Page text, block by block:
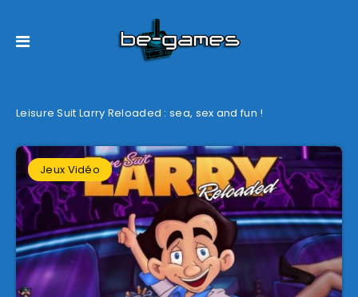
Leisure Suit Larry Reloaded : sea, sex and fun !
Jeux Vidéo